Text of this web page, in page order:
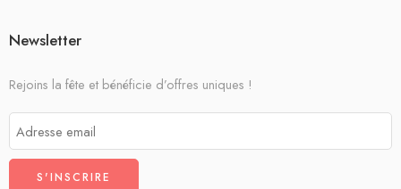
Newsletter
Rejoins la fête et bénéficie d’offres uniques !